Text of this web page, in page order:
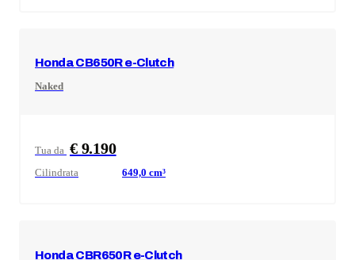
HondaCB650R e-Clutch
Naked
Tua da € 9.190
Cilindrata 649,0 cm³
HondaCBR650R e-Clutch